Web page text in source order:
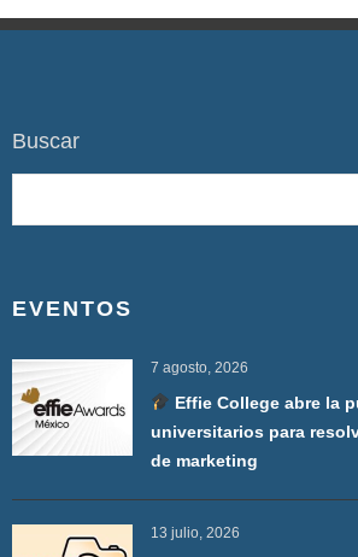
Buscar
EVENTOS
7 agosto, 2026
Effie College abre la
universitarios para
de marketing
13 julio, 2026